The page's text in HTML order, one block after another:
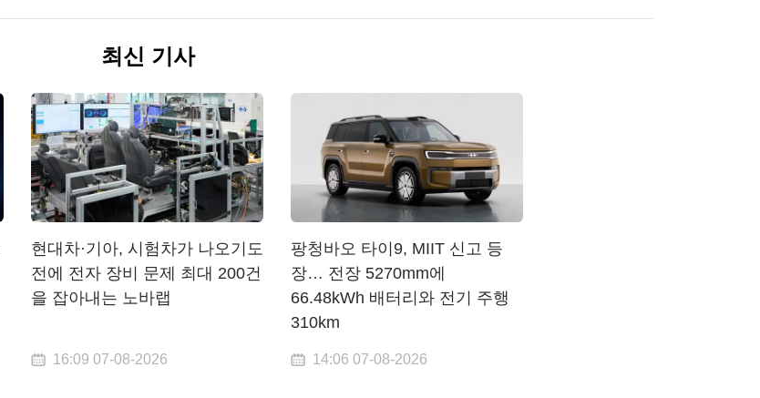
최신 기사
현대차·기아, 시험차가 나오기도
전에 전자 장비 문제 최대 200건
을 잡아내는 노바랩
16:09 07-08-2026
팡청바오 타이9, MIIT 신고 등
장… 전장 5270mm에
66.48kWh 배터리와 전기 주행
310km
14:06 07-08-2026